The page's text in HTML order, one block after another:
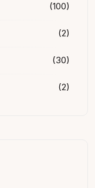
(100)
(2)
(30)
(2)